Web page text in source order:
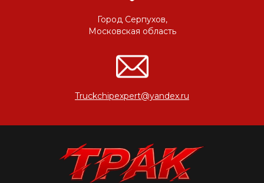
Truckchipexpert@yandex.ru
Город Серпухов,
Московская область